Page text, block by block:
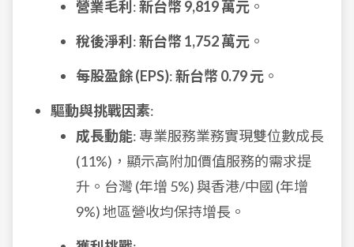
營業毛利 :新台幣 9,819 萬元 。
稅後淨利 :新台幣 1,752 萬元 。
每股盈餘 (EPS):新台幣 0.79 元 。
驅動與挑戰因素:
成長動能: 專業服務業務實現雙位數成長
(11%)，顯示高附加價值服務的需求提
升。台灣 (年增 5%) 與香港/中國 (年增
9%) 地區營收均保持增長。